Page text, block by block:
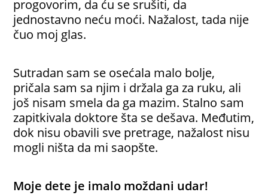
progovorim, da ću se srušiti, da
jednostavno neću moći. Nažalost, tada nije
čuo moj glas.
Sutradan sam se osećala malo bolje,
pričala sam sa njim i držala ga za ruku, ali
još nisam smela da ga mazim. Stalno sam
zapitkivala doktore šta se dešava. Međutim,
dok nisu obavili sve pretrage, nažalost nisu
mogli ništa da mi saopšte.
Moje dete je imalo moždani udar!